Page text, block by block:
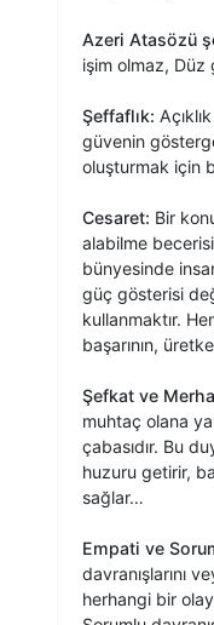
Azeri Atasözü
işim olmaz, Düz
Şeffaflık:
güvenin
oluşturmak için
Cesaret: Bir
alabilme
bünyesinde
güç gösterisi
kullanmaktır.
başarının,
Şefkat ve
muhtaç olana
çabasıdır. Bu
huzuru getirir,
sağlar…
Empati ve
davranışlarını
herhangi bir